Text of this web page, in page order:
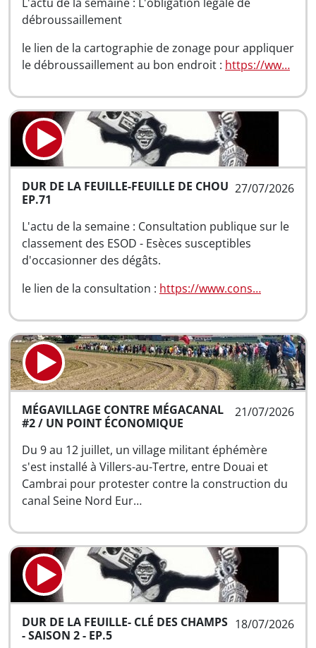
L'actu de la semaine : L'obligation légale de
débroussaillement
le lien de la cartographie de zonage pour appliquer
le débroussaillement au bon endroit : https://ww…
27/07/2026
DUR DE LA FEUILLE-FEUILLE DE CHOU
EP.71
L'actu de la semaine : Consultation publique sur le
classement des ESOD - Esèces susceptibles
d'occasionner des dégâts.
le lien de la consultation : https://www.cons…
21/07/2026
MÉGAVILLAGE CONTRE MÉGACANAL
#2 / UN POINT ÉCONOMIQUE
Du 9 au 12 juillet, un village militant éphémère
s'est installé à Villers-au-Tertre, entre Douai et
Cambrai pour protester contre la construction du
canal Seine Nord Eur…
18/07/2026
DUR DE LA FEUILLE- CLÉ DES CHAMPS
- SAISON 2 - EP.5